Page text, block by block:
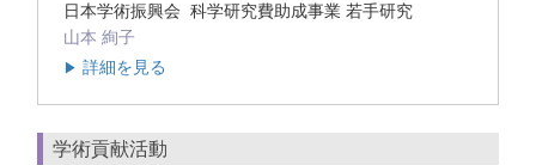
日本学術振興会 科学研究費助成事業 若手研究
山本 絢子
▶ 詳細を見る
学術貢献活動